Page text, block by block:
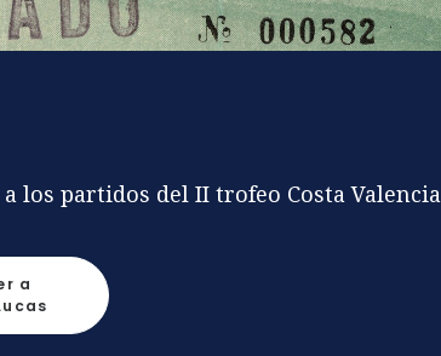
los partidos del II trofeo Costa Valencia
a